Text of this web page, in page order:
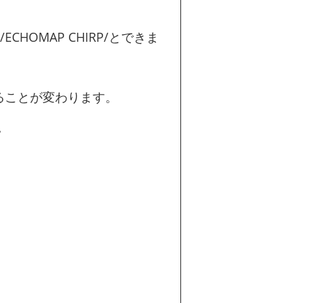
CHIRP/とできま
とが変わります。